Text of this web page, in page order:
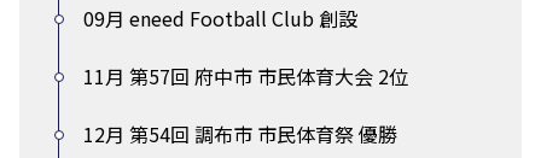
09月 eneed Football Club 創設
11月 第57回 府中市 市民体育大会 2位
12月 第54回 調布市 市民体育祭 優勝